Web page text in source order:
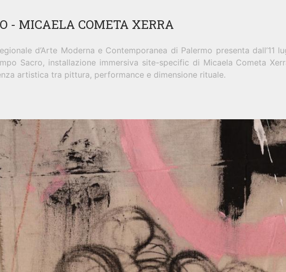
- MICAELA COMETA XERRA
d’Arte Moderna e Contemporanea di Palermo presenta dall’11
Sacro, installazione immersiva site-specific di Micaela Cometa
artistica tra pittura, performance e dimensione rituale.